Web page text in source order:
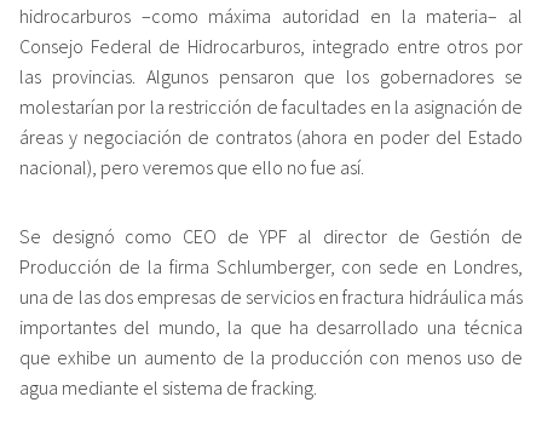
hidrocarburos –como máxima autoridad en la materia– al
Consejo Federal de Hidrocarburos, integrado entre otros por
las provincias. Algunos pensaron que los gobernadores se
molestarían por la restricción de facultades en la asignación de
áreas y negociación de contratos (ahora en poder del Estado
nacional), pero veremos que ello no fue así.
Se designó como CEO de YPF al director de Gestión de
Producción de la firma Schlumberger, con sede en Londres,
una de las dos empresas de servicios en fractura hidráulica más
importantes del mundo, la que ha desarrollado una técnica
que exhibe un aumento de la producción con menos uso de
agua mediante el sistema de fracking.